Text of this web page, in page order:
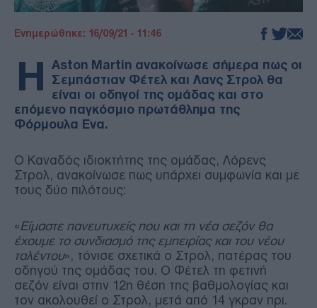
Ενημερώθηκε: 16/09/21 - 11:46
Η Aston Martin ανακοίνωσε σήμερα πως οι
Σεμπάστιαν Φέτελ και Λανς Στρολ θα
είναι οι οδηγοί της ομάδας και στο
επόμενο παγκόσμιο πρωτάθλημα της
Φόρμουλα Ενα.
Ο Καναδός ιδιοκτήτης της ομάδας, Λόρενς
Στρολ, ανακοίνωσε πως υπάρχει συμφωνία και με
τους δύο πιλότους:
«Είμαστε πανευτυχείς που και τη νέα σεζόν θα
έχουμε το συνδιασμό της εμπειρίας και του νέου
ταλέντου», τόνισε σχετικά ο Στρολ, πατέρας του
οδηγού της ομάδας του. Ο Φέτελ τη φετινή
σεζόν είναι στην 12η θέση της βαθμολογίας και
τον ακολουθεί ο Στρολ, μετά από 14 γκραν πρι.